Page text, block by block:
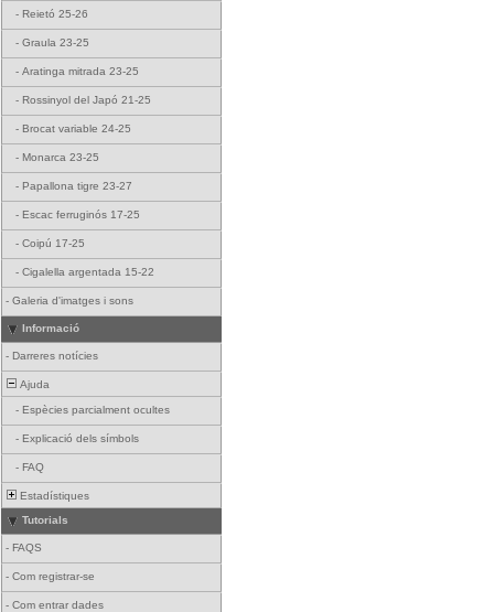
- Reietó 25-26
- Graula 23-25
- Aratinga mitrada 23-25
- Rossinyol del Japó 21-25
- Brocat variable 24-25
- Monarca 23-25
- Papallona tigre 23-27
- Escac ferruginós 17-25
- Coipú 17-25
- Cigalella argentada 15-22
- Galeria d'imatges i sons
Informació
- Darreres notícies
Ajuda
- Espècies parcialment ocultes
- Explicació dels símbols
- FAQ
Estadístiques
Tutorials
- FAQS
- Com registrar-se
- Com entrar dades